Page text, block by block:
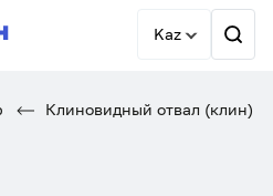
Kaz
Клиновидный отвал (клин)